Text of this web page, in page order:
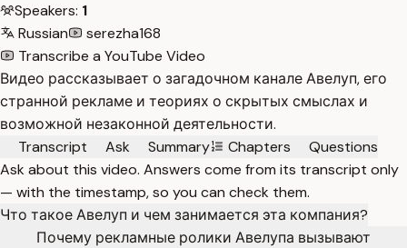
Speakers: 1
Russian
serezha168
Transcribe a YouTube Video
Видео рассказывает о загадочном канале Авелуп, его
странной рекламе и теориях о скрытых смыслах и
возможной незаконной деятельности.
Transcript
Ask Summary Chapters
Questions
Ask about this video. Answers come from its transcript only
— with the timestamp, so you can check them.
Что такое Авелуп и чем занимается эта компания?
Почему рекламные ролики Авелупа вызывают